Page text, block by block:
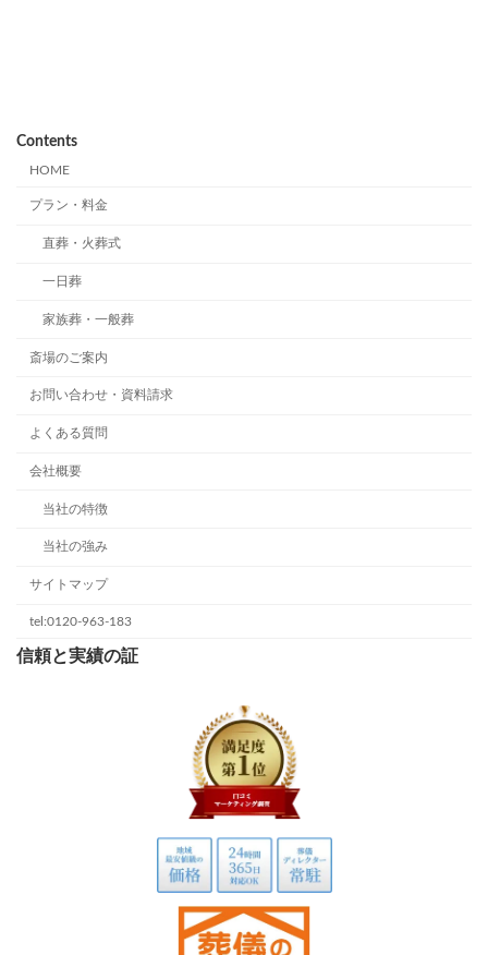
Contents
HOME
プラン・料金
直葬・火葬式
一日葬
家族葬・一般葬
斎場のご案内
お問い合わせ・資料請求
よくある質問
会社概要
当社の特徴
当社の強み
サイトマップ
tel:0120-963-183
信頼と実績の証